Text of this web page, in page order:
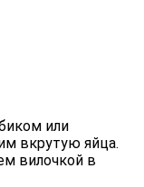
или
вкрутую яйца.
вилочкой в